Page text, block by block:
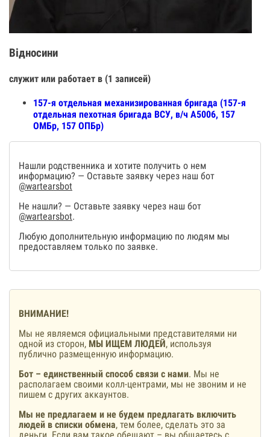
Відносини
служит или работает в (1 записей)
157-я отдельная механизированная бригада (157-я
отдельная пехотная бригада ВСУ, в/ч А5006, 157
ОМБр, 157 ОПБр)
Нашли родственника и хотите получить о нем
информацию? — Оставьте заявку через наш бот
@wartearsbot
Не нашли? — Оставьте заявку через наш бот
@wartearsbot.
Любую дополнительную информацию по людям мы
предоставляем только по заявке.
ВНИМАНИЕ!
Мы не являемся официальными представителями ни
одной из сторон, МЫ ИЩЕМ ЛЮДЕЙ, используя
публично размещенную информацию.
Бот – единственный способ связи с нами. Мы не
располагаем своими колл-центрами, мы не звоним и не
пишем с других аккаунтов.
Мы не предлагаем и не будем предлагать включить
людей в списки обмена, тем более, сделать это за